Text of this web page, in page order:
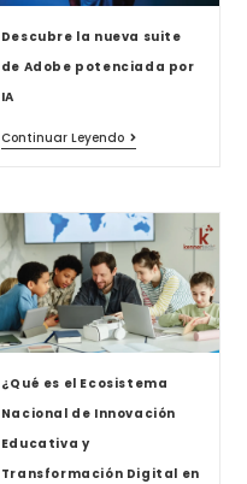
Descubre la nueva suite
de Adobe potenciada por
IA
Continuar Leyendo
¿Qué es el Ecosistema
Nacional de Innovación
Educativa y
Transformación Digital en